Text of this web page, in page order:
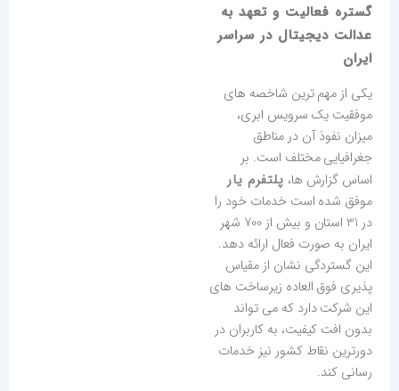
گستره فعالیت و تعهد به
عدالت دیجیتال در سراسر
ایران
یکی از مهم ترین شاخصه های
موفقیت یک سرویس ابری،
میزان نفوذ آن در مناطق
جغرافیایی مختلف است. بر
اساس گزارش ها، پلتفرم یار
موفق شده است خدمات خود را
در 31 استان و بیش از 700 شهر
ایران به صورت فعال ارائه دهد.
این گستردگی نشان از مقیاس
پذیری فوق العاده زیرساخت های
این شرکت دارد که می تواند
بدون افت کیفیت، به کاربران در
دورترین نقاط کشور نیز خدمات
رسانی کند.